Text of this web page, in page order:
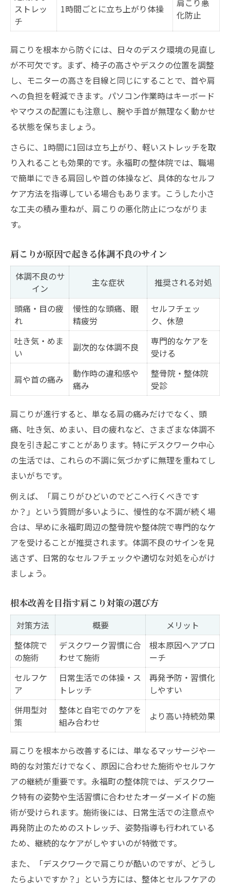
ストレッ
チ
1時間ごとに立ち上がり体操
化防止
肩こりを根本から防ぐには、日々のデスク環境の見直し
が不可欠です。まず、椅子の高さやデスクの位置を調整
し、モニターの高さを目線と同じにすることで、首や肩
への負担を軽減できます。パソコン作業時はキーボード
やマウスの配置にも注意し、腕や手首が無理なく動かせ
る状態を保ちましょう。
さらに、1時間に1回は立ち上がり、軽いストレッチを取
り入れることも効果的です。永福町の整体院では、職場
で簡単にできる肩回しや首の体操など、具体的なセルフ
ケア方法を指導している場合もあります。こうした小さ
な工夫の積み重ねが、肩こりの悪化防止につながりま
す。
肩こりが原因で起きる体調不良のサイン
体調不良のサ
イン
主な症状 推奨される対処
頭痛・目の疲
れ
慢性的な頭痛、眼
精疲労
セルフチェッ
ク、休憩
吐き気・めま
い
副次的な体調不良
専門的なケアを
受ける
肩や首の痛み
動作時の違和感や
痛み
整骨院・整体院
受診
肩こりが進行すると、単なる肩の痛みだけでなく、頭
痛、吐き気、めまい、目の疲れなど、さまざまな体調不
良を引き起こすことがあります。特にデスクワーク中心
の生活では、これらの不調に気づかずに無理を重ねてし
まいがちです。
例えば、「肩こりがひどいのでどこへ行くべきです
か？」という質問が多いように、慢性的な不調が続く場
合は、早めに永福町周辺の整骨院や整体院で専門的なケ
アを受けることが推奨されます。体調不良のサインを見
逃さず、日常的なセルフチェックや適切な対処を心がけ
ましょう。
根本改善を目指す肩こり対策の選び方
対策方法 概要
メリット
整体院で
の施術
デスクワーク習慣に合
わせて施術
根本原因へアプロ
ーチ
セルフケ
ア
日常生活での体操・ス
トレッチ
再発予防・習慣化
しやすい
併用型対
策
整体と自宅でのケアを
組み合わせ
より高い持続効果
肩こりを根本から改善するには、単なるマッサージや一
時的な対策だけでなく、原因に合わせた施術やセルフケ
アの継続が重要です。永福町の整体院では、デスクワー
ク特有の姿勢や生活習慣に合わせたオーダーメイドの施
術が受けられます。施術後には、日常生活での注意点や
再発防止のためのストレッチ、姿勢指導も行われている
ため、継続的なケアがしやすいのが特徴です。
また、「デスクワークで肩こりが酷いのですが、どうし
たらよいですか？」という方には、整体とセルフケアの